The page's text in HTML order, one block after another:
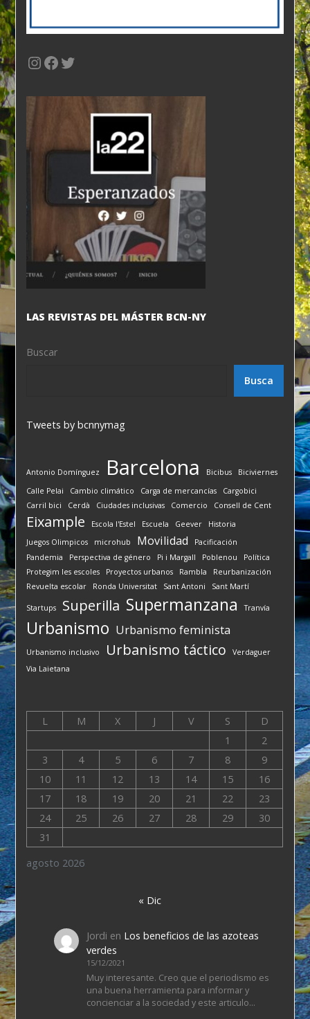
Instagram
Facebook
Twitter
LAS REVISTAS DEL MÁSTER BCN-NY
Buscar
Busca
Tweets by bcnnymag
Antonio Domínguez Barcelona Bicibus
Biciviernes
Calle Pelai
Cambio climático Carga de mercancías
Cargobici
Carril bici
Cerdà Ciudades inclusivas Comercio Consell de Cent
Eixample Escola l'Estel Escuela Geever
Historia
Juegos Olimpicos
microhub Movilidad
Pacificación
Pandemia
Perspectiva de género Pi i Margall Poblenou
Política
Protegim les escoles
Proyectos urbanos Rambla
Reurbanización
Revuelta escolar
Ronda Universitat Sant Antoni Sant Martí
Startups Superilla Supermanzana Tranvía
Urbanismo Urbanismo feminista
Urbanismo inclusivo Urbanismo táctico
Verdaguer
Via Laietana
agosto 2026
L M X J V S
D
1
2
3
4 5 6 7 8
9
10
11 12 13 14 15
16
17
18 19 20 21 22
23
24
25 26 27 28 29
30
31
« Dic
Jordi en Los beneficios de las azoteas
verdes
15/12/2021
Muy interesante. Creo que el periodismo es
una buena herramienta para informar y
concienciar a la sociedad y este articulo…